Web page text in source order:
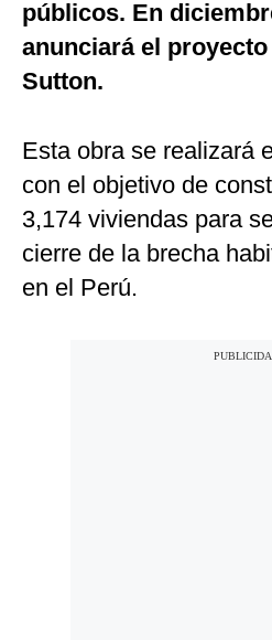
públicos. En
anunciará el
Sutton.
Esta obra se realizará
con el objetivo de
3,174 viviendas para
cierre de la brecha
en el Perú.